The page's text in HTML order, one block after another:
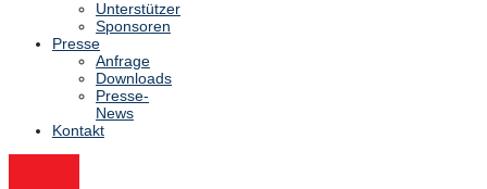
Unterstützer
Sponsoren
Presse
Anfrage
Downloads
Presse-
News
Kontakt